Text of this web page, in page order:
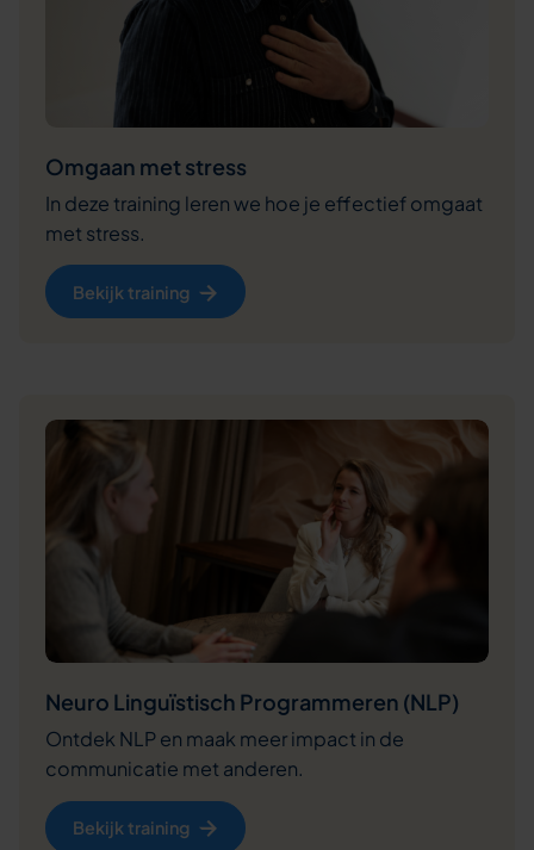
Omgaan met stress
In deze training leren we hoe je effectief omgaat
met stress.
Bekijk training
Neuro Linguïstisch Programmeren (NLP)
Ontdek NLP en maak meer impact in de
communicatie met anderen.
Bekijk training